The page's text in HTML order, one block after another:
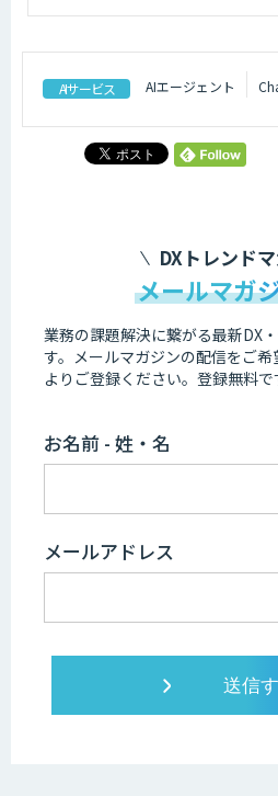
AIサービス AIエージェント
DXトレンド
メールマガ
業務の課題解決に繋がる最新DX
す。 メールマガジンの配信をご
よりご登録ください。登録無料で
お名前 - 姓・名
メールアドレス